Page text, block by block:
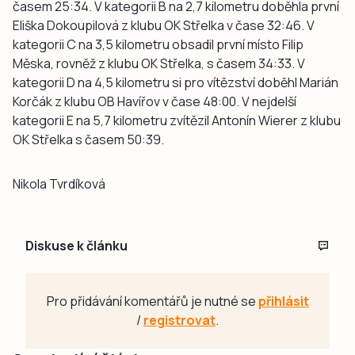
časem 25:34. V kategorii B na 2,7 kilometru doběhla první
Eliška Dokoupilová z klubu OK Střelka v čase 32:46. V
kategorii C na 3,5 kilometru obsadil první místo Filip
Měska, rovněž z klubu OK Střelka, s časem 34:33. V
kategorii D na 4,5 kilometru si pro vítězství doběhl Marián
Korčák z klubu OB Havířov v čase 48:00. V nejdelší
kategorii E na 5,7 kilometru zvítězil Antonín Wierer z klubu
OK Střelka s časem 50:39.
Nikola Tvrdíková
Diskuse k článku
Pro přidávání komentářů je nutné se přihlásit
/registrovat.